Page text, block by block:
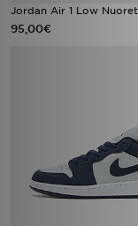
Jordan Air 1 Low Nuoret
95,00€